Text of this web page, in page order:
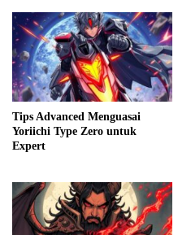
Tips Advanced Menguasai
Yoriichi Type Zero untuk
Expert